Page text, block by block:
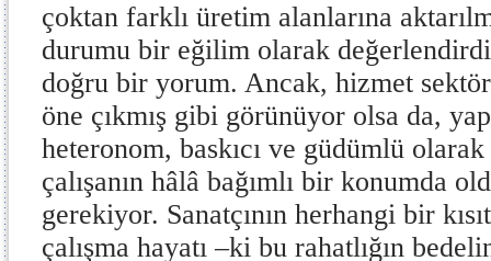
çoktan farklı üretim alanlarına
durumu bir eğilim olarak
doğru bir yorum. Ancak, hizmet
öne çıkmış gibi görünüyor olsa da,
heteronom, baskıcı ve güdümlü olarak
çalışanın hâlâ bağımlı bir konumda
gerekiyor. Sanatçının herhangi bir
çalışma hayatı –ki bu rahatlığın